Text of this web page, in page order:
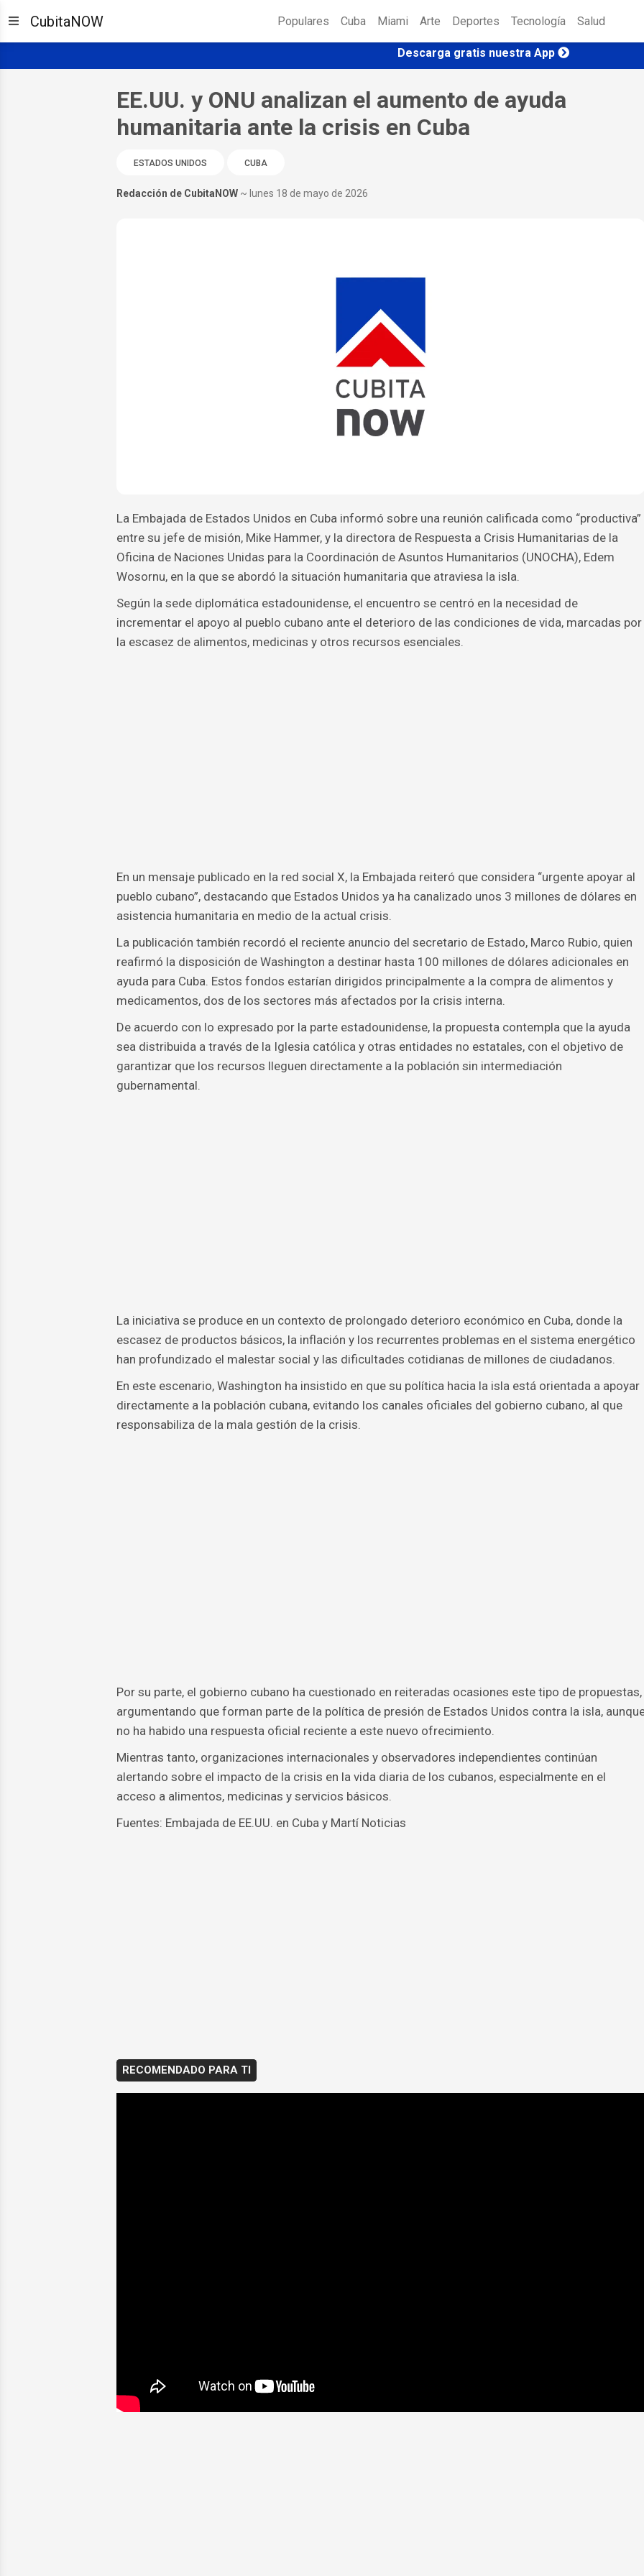
CubitaNOW Populares Cuba Miami Arte Deportes Tecnología Salud
Descarga gratis nuestra App
EE.UU. y ONU analizan el aumento de ayuda
humanitaria ante la crisis en Cuba
ESTADOS UNIDOS CUBA
Redacción de CubitaNOW ~ lunes 18 de mayo de 2026
La Embajada de Estados Unidos en Cuba informó sobre una reunión calificada como “productiva”
entre su jefe de misión, Mike Hammer, y la directora de Respuesta a Crisis Humanitarias de la
Oficina de Naciones Unidas para la Coordinación de Asuntos Humanitarios (UNOCHA), Edem
Wosornu, en la que se abordó la situación humanitaria que atraviesa la isla.
Según la sede diplomática estadounidense, el encuentro se centró en la necesidad de
incrementar el apoyo al pueblo cubano ante el deterioro de las condiciones de vida, marcadas por
la escasez de alimentos, medicinas y otros recursos esenciales.
En un mensaje publicado en la red social X, la Embajada reiteró que considera “urgente apoyar al
pueblo cubano”, destacando que Estados Unidos ya ha canalizado unos 3 millones de dólares en
asistencia humanitaria en medio de la actual crisis.
La publicación también recordó el reciente anuncio del secretario de Estado, Marco Rubio, quien
reafirmó la disposición de Washington a destinar hasta 100 millones de dólares adicionales en
ayuda para Cuba. Estos fondos estarían dirigidos principalmente a la compra de alimentos y
medicamentos, dos de los sectores más afectados por la crisis interna.
De acuerdo con lo expresado por la parte estadounidense, la propuesta contempla que la ayuda
sea distribuida a través de la Iglesia católica y otras entidades no estatales, con el objetivo de
garantizar que los recursos lleguen directamente a la población sin intermediación
gubernamental.
La iniciativa se produce en un contexto de prolongado deterioro económico en Cuba, donde la
escasez de productos básicos, la inflación y los recurrentes problemas en el sistema energético
han profundizado el malestar social y las dificultades cotidianas de millones de ciudadanos.
En este escenario, Washington ha insistido en que su política hacia la isla está orientada a apoyar
directamente a la población cubana, evitando los canales oficiales del gobierno cubano, al que
responsabiliza de la mala gestión de la crisis.
Por su parte, el gobierno cubano ha cuestionado en reiteradas ocasiones este tipo de propuestas,
argumentando que forman parte de la política de presión de Estados Unidos contra la isla,
no ha habido una respuesta oficial reciente a este nuevo ofrecimiento.
Mientras tanto, organizaciones internacionales y observadores independientes continúan
alertando sobre el impacto de la crisis en la vida diaria de los cubanos, especialmente en el
acceso a alimentos, medicinas y servicios básicos.
Fuentes: Embajada de EE.UU. en Cuba y Martí Noticias
RECOMENDADO PARA TI